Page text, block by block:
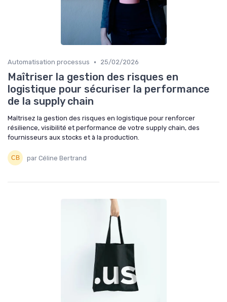
Automatisation processus • 25/02/2026
Maîtriser la gestion des risques en
logistique pour sécuriser la performance
de la supply chain
Maîtrisez la gestion des risques en logistique pour renforcer
résilience, visibilité et performance de votre supply chain, des
fournisseurs aux stocks et à la production.
par Céline Bertrand